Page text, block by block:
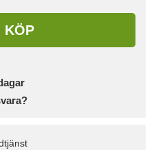
KÖP